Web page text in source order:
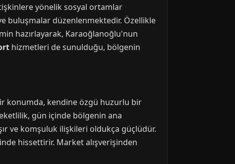
yönelik sosyal ortamlar
buluşmalar düzenlenmektedir. Özellikle
hazırlayarak, Karaoğlanoğlu'nun
hizmetleri de sunulduğu, bölgenin
konumda, kendine özgü huzurlu bir
gün içinde bölgenin ana
ve komşuluk ilişkileri oldukça güçlüdür.
hissettirir. Market alışverişinden